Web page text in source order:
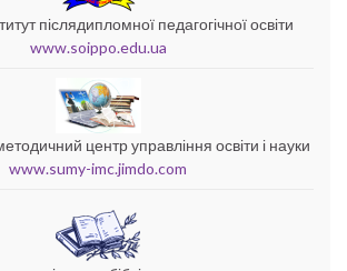
післядипломної педагогічної освіти
www.soippo.edu.ua
центр управління освіти і науки
www.sumy-imc.jimdo.com